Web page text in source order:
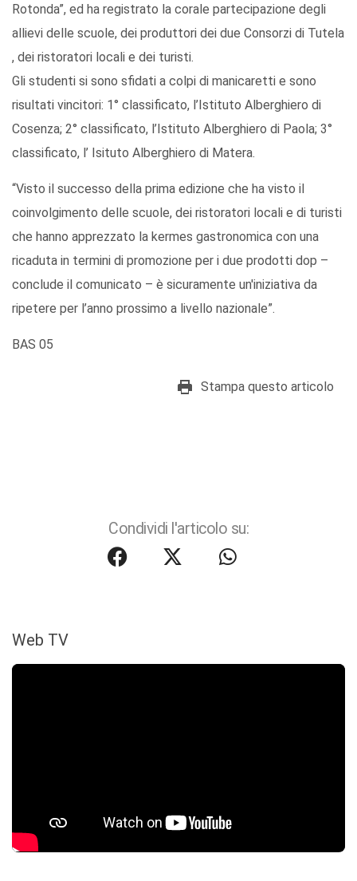
Rotonda”, ed ha registrato la corale partecipazione degli
allievi delle scuole, dei produttori dei due Consorzi di Tutela
, dei ristoratori locali e dei turisti.
Gli studenti si sono sfidati a colpi di manicaretti e sono
risultati vincitori: 1° classificato, l’Istituto Alberghiero di
Cosenza; 2° classificato, l’Istituto Alberghiero di Paola; 3°
classificato, l’ Isituto Alberghiero di Matera.
“Visto il successo della prima edizione che ha visto il
coinvolgimento delle scuole, dei ristoratori locali e di turisti
che hanno apprezzato la kermes gastronomica con una
ricaduta in termini di promozione per i due prodotti dop –
conclude il comunicato – è sicuramente un'iniziativa da
ripetere per l’anno prossimo a livello nazionale”.
BAS 05
Stampa questo articolo
Condividi l'articolo su:
Web TV